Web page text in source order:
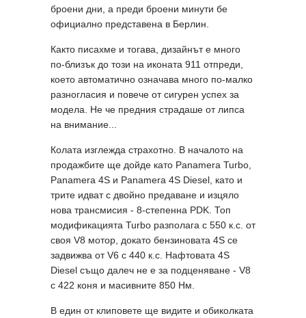
броени дни, а преди броени минути бе
официално представена в Берлин.
Както писахме и тогава, дизайнът е много
по-близък до този на иконата 911 отпреди,
което автоматично означава много по-малко
разногласия и повече от сигурен успех за
модела. Не че предния страдаше от липса
на внимание...
Колата изглежда страхотно. В началото на
продажбите ще дойде като Panamera Turbo,
Panamera 4S и Panamera 4S Diesel, като и
трите идват с двойно предаване и изцяло
нова трансмисия - 8-степенна PDK. Топ
модификацията Turbo разполага с 550 к.с. от
своя V8 мотор, докато бензиновата 4S се
задвижва от V6 с 440 к.с. Нафтовата 4S
Diesel също далеч не е за подценяване - V8
с 422 коня и масивните 850 Нм.
В един от клиповете ще видите и обиколката